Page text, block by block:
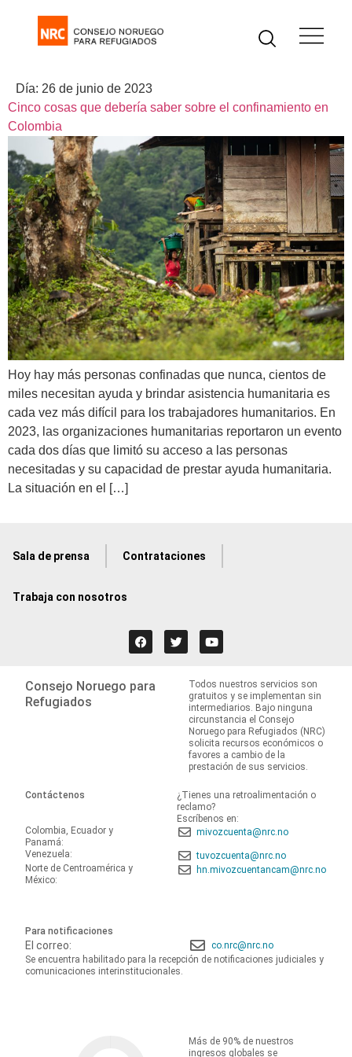
Día: 26 de junio de 2023
Cinco cosas que debería saber sobre el confinamiento en
Colombia
Hoy hay más personas confinadas que nunca, cientos de
miles necesitan ayuda y brindar asistencia humanitaria es
cada vez más difícil para los trabajadores humanitarios. En
2023, las organizaciones humanitarias reportaron un evento
cada dos días que limitó su acceso a las personas
necesitadas y su capacidad de prestar ayuda humanitaria.
La situación en el […]
Sala de prensa Contrataciones
Trabaja con nosotros
Consejo Noruego para
Refugiados
Todos nuestros servicios son
gratuitos y se implementan sin
intermediarios. Bajo ninguna
circunstancia el Consejo
Noruego para Refugiados (NRC)
solicita recursos económicos o
favores a cambio de la
prestación de sus servicios.
Contáctenos
¿Tienes una retroalimentación o
reclamo?
Escríbenos en:
Colombia, Ecuador y
Panamá:
mivozcuenta@nrc.no
Venezuela:
tuvozcuenta@nrc.no
Norte de Centroamérica y
México:
hn.mivozcuentancam@nrc.no
Para notificaciones
El correo:
co.nrc@nrc.no
Se encuentra habilitado para la recepción de notificaciones judiciales y
comunicaciones interinstitucionales.
Más de 90% de nuestros
ingresos globales se